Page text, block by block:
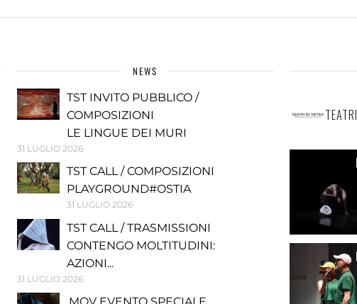
NEWS
TST INVITO PUBBLICO /
COMPOSIZIONI
LE LINGUE DEI MURI
31 LUGLIO 2026
TST CALL / COMPOSIZIONI
PLAYGROUND#OSTIA
31 LUGLIO 2026
TST CALL / TRASMISSIONI
CONTENGO MOLTITUDINI:
AZIONI...
31 LUGLIO 2026